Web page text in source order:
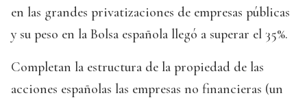
en las grandes privatizaciones de empresas públicas
y su peso en la Bolsa española llegó a superar el 35%.
Completan la estructura de la propiedad de las
acciones españolas las empresas no financieras (un